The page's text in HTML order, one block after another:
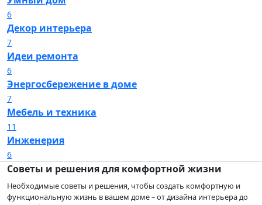
6
Декор интерьера
7
Идеи ремонта
6
Энергосбережение в доме
7
Мебель и техника
11
Инженерия
6
Советы и решения для комфортной жизни
Необходимые советы и решения, чтобы создать комфортную и
функциональную жизнь в вашем доме – от дизайна интерьера до